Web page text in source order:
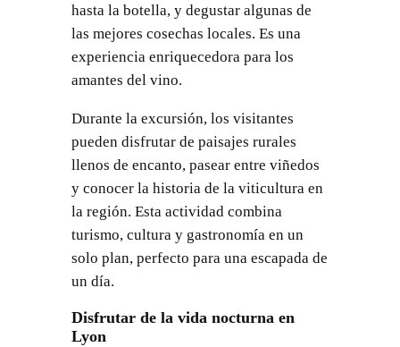
hasta la botella, y degustar algunas de
las mejores cosechas locales. Es una
experiencia enriquecedora para los
amantes del vino.
Durante la excursión, los visitantes
pueden disfrutar de paisajes rurales
llenos de encanto, pasear entre viñedos
y conocer la historia de la viticultura en
la región. Esta actividad combina
turismo, cultura y gastronomía en un
solo plan, perfecto para una escapada de
un día.
Disfrutar de la vida nocturna en
Lyon